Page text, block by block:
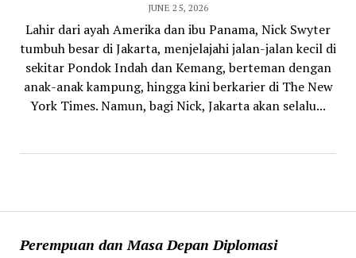
Perempuan dan Masa Depan Diplomasi
JUNE 25, 2026
Lahir dari ayah Amerika dan ibu Panama, Nick Swyter
tumbuh besar di Jakarta, menjelajahi jalan-jalan kecil di
sekitar Pondok Indah dan Kemang, berteman dengan
anak-anak kampung, hingga kini berkarier di The New
York Times. Namun, bagi Nick, Jakarta akan selalu...